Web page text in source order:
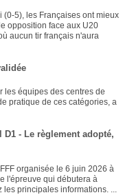
5), les Françaises ont mieux
opposition face aux U20
aucun tir français n'aura
les équipes des centres de
pratique de ces catégories, a
- Le règlement adopté,
organisée le 6 juin 2026 à
l'épreuve qui débutera à
principales informations. ...